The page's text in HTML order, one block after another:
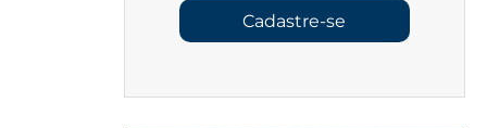
Cadastre-se